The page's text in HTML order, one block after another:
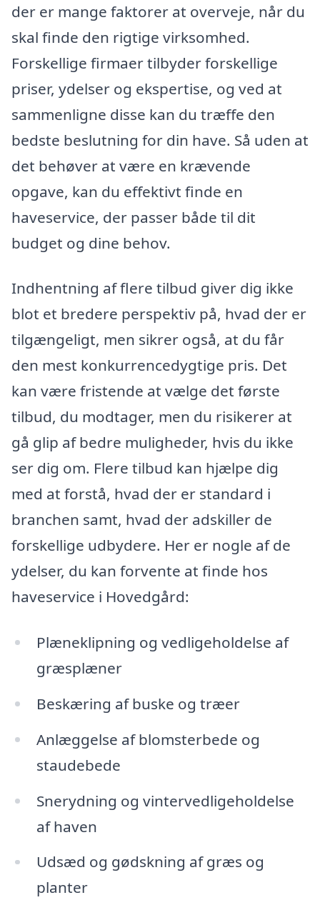
der er mange faktorer at overveje, når du
skal finde den rigtige virksomhed.
Forskellige firmaer tilbyder forskellige
priser, ydelser og ekspertise, og ved at
sammenligne disse kan du træffe den
bedste beslutning for din have. Så uden at
det behøver at være en krævende
opgave, kan du effektivt finde en
haveservice, der passer både til dit
budget og dine behov.
Indhentning af flere tilbud giver dig ikke
blot et bredere perspektiv på, hvad der er
tilgængeligt, men sikrer også, at du får
den mest konkurrencedygtige pris. Det
kan være fristende at vælge det første
tilbud, du modtager, men du risikerer at
gå glip af bedre muligheder, hvis du ikke
ser dig om. Flere tilbud kan hjælpe dig
med at forstå, hvad der er standard i
branchen samt, hvad der adskiller de
forskellige udbydere. Her er nogle af de
ydelser, du kan forvente at finde hos
haveservice i Hovedgård:
Plæneklipning og vedligeholdelse af
græsplæner
Beskæring af buske og træer
Anlæggelse af blomsterbede og
staudebede
Snerydning og vintervedligeholdelse
af haven
Udsæd og gødskning af græs og
planter